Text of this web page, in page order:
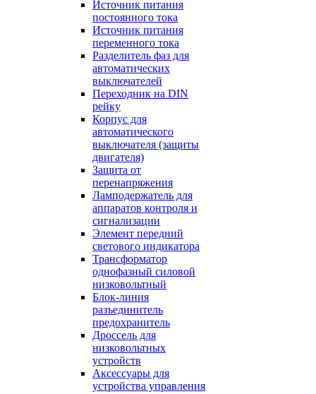
Источник питания
постоянного тока
Источник питания
переменного тока
Разделитель фаз для
автоматических
выключателей
Переходник на DIN
рейку
Корпус для
автоматического
выключателя (защиты
двигателя)
Защита от
перенапряжения
Ламподержатель для
аппаратов контроля и
сигнализации
Элемент передний
светового индикатора
Трансформатор
однофазный силовой
низковольтный
Блок-линия
разъединитель
предохранитель
Дроссель для
низковольтных
устройств
Аксессуары для
устройства управления